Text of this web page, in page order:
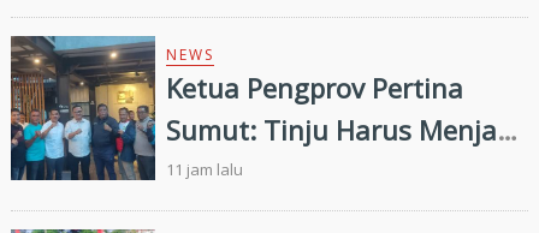
2026–2030
NEWS
Ketua Pengprov Pertina
Sumut: Tinju Harus Menjadi
Jalan Membangun Masa
Depan Generasi Muda
11 jam lalu